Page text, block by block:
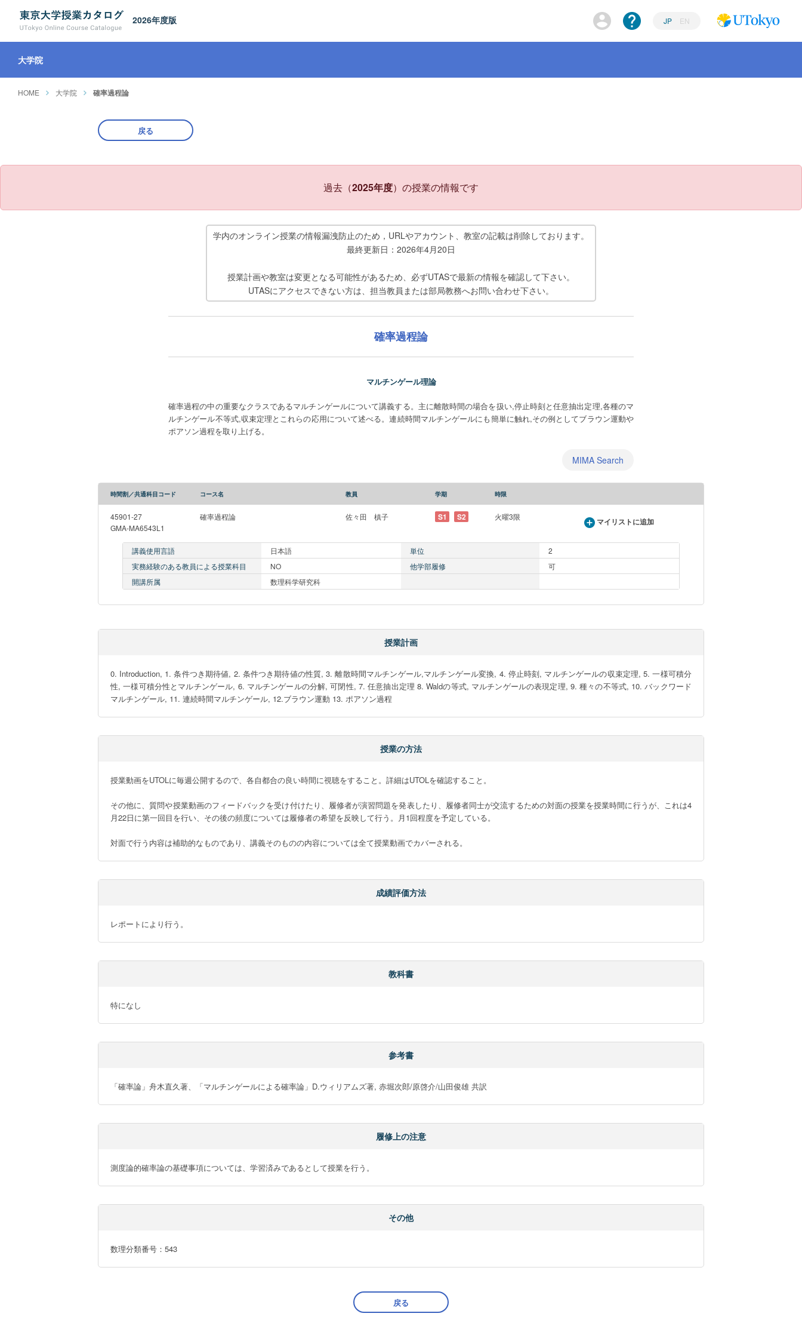
2026年度版 JP EN
大学院
HOME 大学院 確率過程論
戻る
過去（2025年度）の授業の情報です
学内のオンライン授業の情報漏洩防止のため，URLやアカウント、教室の記載は削除しております。
最終更新日：2026年4月20日
授業計画や教室は変更となる可能性があるため、必ずUTASで最新の情報を確認して下さい。
UTASにアクセスできない方は、担当教員または部局教務へお問い合わせ下さい。
確率過程論
マルチンゲール理論
確率過程の中の重要なクラスであるマルチンゲールについて講義する。主に離散時間の場合を扱い,停止時刻と任意抽出定理,各種のマ
ルチンゲール不等式,収束定理とこれらの応用について述べる。連続時間マルチンゲールにも簡単に触れ,その例としてブラウン運動や
ポアソン過程を取り上げる。
MIMA Search
時間割／共通科目コード コース名 教員 学期 時限
45901-27
GMA-MA6543L1
確率過程論 佐々田 槙子 S1 S2 火曜3限 マイリストに追加
講義使用言語 日本語 単位
2
実務経験のある教員による授業科目
NO 他学部履修
可
開講所属
数理科学研究科
授業計画
0. Introduction, 1. 条件つき期待値, 2. 条件つき期待値の性質, 3. 離散時間マルチンゲール,マルチンゲール変換, 4. 停止時刻, マルチンゲールの収束定理, 5. 一様可積分
性, 一様可積分性とマルチンゲール, 6. マルチンゲールの分解, 可閉性, 7. 任意抽出定理 8. Waldの等式, マルチンゲールの表現定理, 9. 種々の不等式, 10. バックワード
マルチンゲール, 11. 連続時間マルチンゲール, 12.ブラウン運動 13. ポアソン過程
授業の方法
授業動画をUTOLに毎週公開するので、各自都合の良い時間に視聴をすること。詳細はUTOLを確認すること。
その他に、質問や授業動画のフィードバックを受け付けたり、履修者が演習問題を発表したり、履修者同士が交流するための対面の授業を授業時間に行うが、これは4
月22日に第一回目を行い、その後の頻度については履修者の希望を反映して行う。月1回程度を予定している。
対面で行う内容は補助的なものであり、講義そのものの内容については全て授業動画でカバーされる。
成績評価方法
レポートにより行う。
教科書
特になし
参考書
「確率論」舟木直久著、「マルチンゲールによる確率論」D.ウィリアムズ著, 赤堀次郎/原啓介/山田俊雄 共訳
履修上の注意
測度論的確率論の基礎事項については、学習済みであるとして授業を行う。
その他
数理分類番号：543
戻る